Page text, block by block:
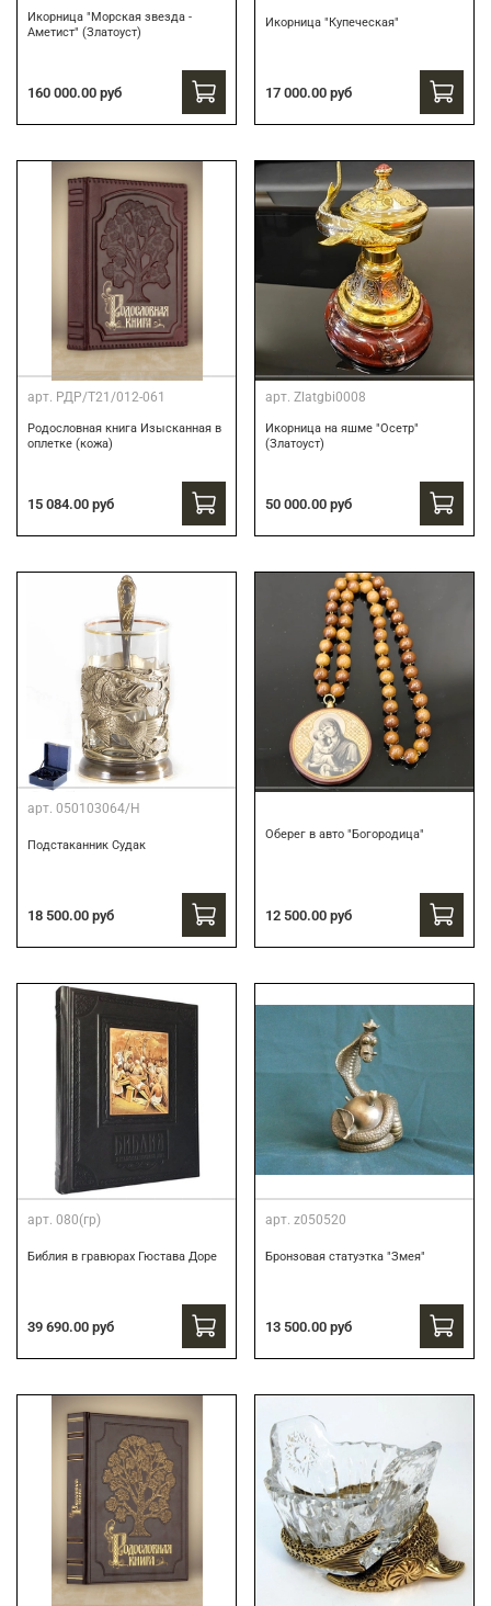
Икорница "Морская звезда -
Аметист" (Златоуст)
160 000.00 руб
Икорница "Купеческая"
17 000.00 руб
арт. РДР/Т21/012-061
Родословная книга Изысканная в
оплетке (кожа)
15 084.00 руб
арт. Zlatgbi0008
Икорница на яшме "Осетр"
(Златоуст)
50 000.00 руб
арт. 050103064/Н
Подстаканник Судак
18 500.00 руб
Оберег в авто "Богородица"
12 500.00 руб
арт. 080(гр)
Библия в гравюрах Гюстава Доре
39 690.00 руб
арт. z050520
Бронзовая статуэтка "Змея"
13 500.00 руб